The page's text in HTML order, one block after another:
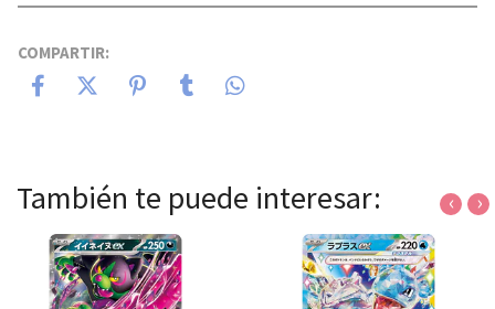
COMPARTIR:
También te puede interesar: ‹ ›